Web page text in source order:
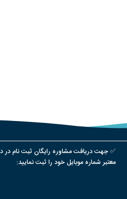
✅ جهت دریافت مشاوره رایگان ثبت نام
معتبر شماره موبایل خود را ثبت نمایید: